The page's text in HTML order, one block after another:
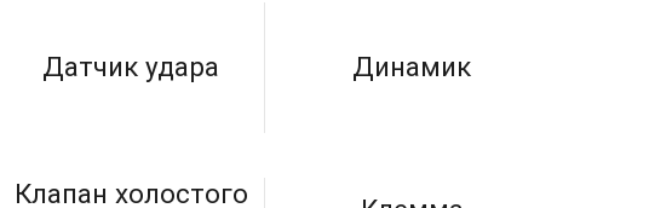
Датчик удара Динамик
Клапан холостого